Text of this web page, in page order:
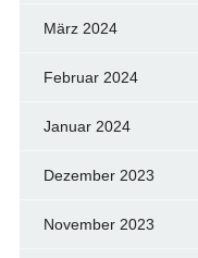
März 2024
Februar 2024
Januar 2024
Dezember 2023
November 2023